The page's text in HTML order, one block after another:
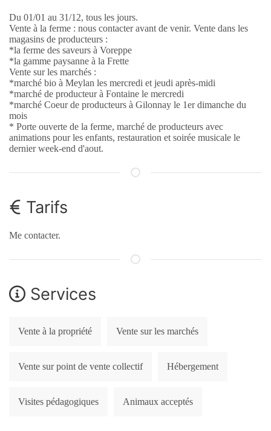
Du 01/01 au 31/12, tous les jours.
Vente à la ferme : nous contacter avant de venir. Vente dans les
magasins de producteurs :
*la ferme des saveurs à Voreppe
*la gamme paysanne à la Frette
Vente sur les marchés :
*marché bio à Meylan les mercredi et jeudi après-midi
*marché de producteur à Fontaine le mercredi
*marché Coeur de producteurs à Gilonnay le 1er dimanche du
mois
* Porte ouverte de la ferme, marché de producteurs avec
animations pour les enfants, restauration et soirée musicale le
dernier week-end d'aout.
Tarifs
Me contacter.
Services
Vente à la propriété Vente sur les marchés
Vente sur point de vente collectif Hébergement
Visites pédagogiques Animaux acceptés